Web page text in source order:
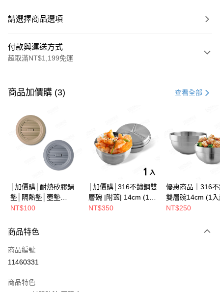
請選擇商品選項
付款與運送方式
超取滿NT$1,199免運
信用卡一次付款
Apple Pay
街口支付
Google Pay
全盈+PAY
全家取貨（下單付款）後，現貨商品將於 3 個工作天內寄出
每筆NT$75，滿NT$1,199(含以上)免運費
商品加價購 (3) 查看全部
│加價購│耐熱矽膠鍋
墊│隔熱墊│壺墊
NT$100
│加價購│316不鏽鋼雙
層碗 |附蓋| 14cm (1入
散裝) SG0141
NT$350
優惠商品｜316
雙層碗14cm (1
SG0140
NT$250
商品特色
商品編號
11460331
商品特色